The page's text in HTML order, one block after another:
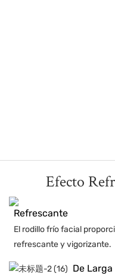
Efecto
Refrescante
El rodillo frío facial
refrescante y vigorizante.
De